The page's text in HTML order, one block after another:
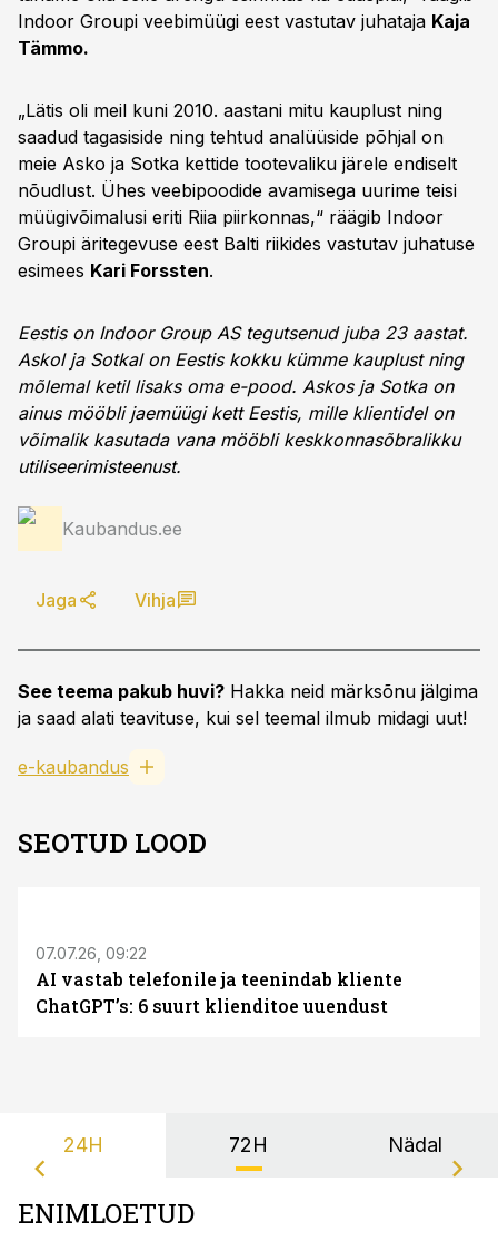
Indoor Groupi veebimüügi eest vastutav juhataja Kaja
Tämmo.
„Lätis oli meil kuni 2010. aastani mitu kauplust ning
saadud tagasiside ning tehtud analüüside põhjal on
meie Asko ja Sotka kettide tootevaliku järele endiselt
nõudlust. Ühes veebipoodide avamisega uurime teisi
müügivõimalusi eriti Riia piirkonnas,“ räägib Indoor
Groupi äritegevuse eest Balti riikides vastutav juhatuse
esimees Kari Forssten.
Eestis on Indoor Group AS tegutsenud juba 23 aastat.
Askol ja Sotkal on Eestis kokku kümme kauplust ning
mõlemal ketil lisaks oma e-pood. Askos ja Sotka on
ainus mööbli jaemüügi kett Eestis, mille klientidel on
võimalik kasutada vana mööbli keskkonnasõbralikku
utiliseerimisteenust.
Kaubandus.ee
Jaga Vihja
See teema pakub huvi? Hakka neid märksõnu jälgima
ja saad alati teavituse, kui sel teemal ilmub midagi uut!
e-kaubandus
SEOTUD LOOD
07.07.26, 09:22
AI vastab telefonile ja teenindab kliente
ChatGPT’s: 6 suurt klienditoe uuendust
24H 72H Nädal
ENIMLOETUD